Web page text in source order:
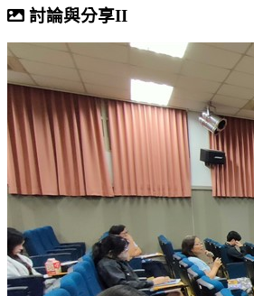
討論與分享II